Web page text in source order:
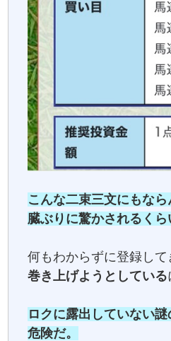
こんな二束三文にもな
臓ぶりに驚かされるくら
何もわからずに登録し
巻き上げようとしている
ロクに露出していない
危険だ。